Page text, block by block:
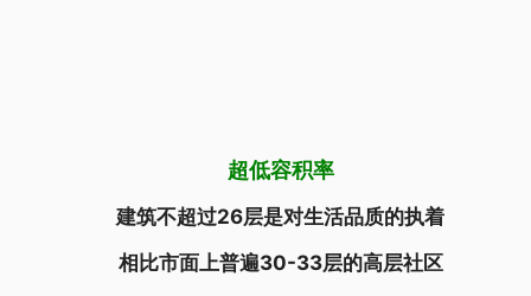
超低容积率
建筑不超过26层是对生活品质的执着
相比市面上普遍30-33层的高层社区